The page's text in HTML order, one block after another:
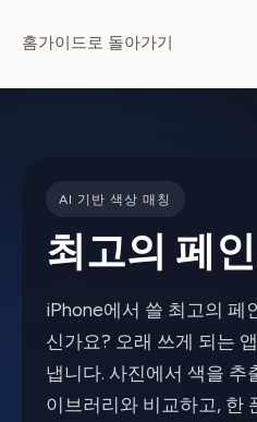
홈가이드로 돌아가기
AI 기반 색상 매칭
최고의 페
iPhone에서 쓸 최고의 페
신가요? 오래 쓰게 되는
냅니다. 사진에서 색을 추
이브러리와 비교하고, 한